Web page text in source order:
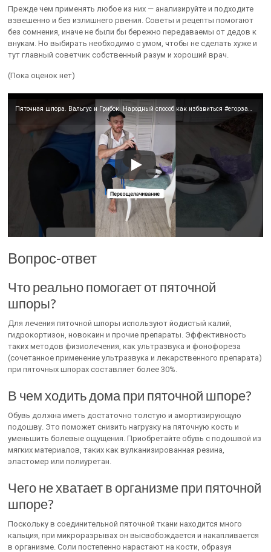
Прежде чем применять любое из них — анализируйте и подходите
взвешенно и без излишнего рвения. Советы и рецепты помогают
без сомнения, иначе не были бы бережно передаваемы от дедов к
внукам. Но выбирать необходимо с умом, чтобы не сделать хуже и
тут главный советчик собственный разум и хороший врач.
(Пока оценок нет)
Пяточная шпора. Вальгус и Грибок. Народный способ как избавиться #егорзазож #фитнес #здоровье #зож
Вопрос-ответ
Что реально помогает от пяточной
шпоры?
Для лечения пяточной шпоры используют йодистый калий,
гидрокортизон, новокаин и прочие препараты. Эффективность
таких методов физиолечения, как ультразвука и фонофореза
(сочетанное применение ультразвука и лекарственного препарата)
при пяточных шпорах составляет более 30%.
В чем ходить дома при пяточной шпоре?
Обувь должна иметь достаточно толстую и амортизирующую
подошву. Это поможет снизить нагрузку на пяточную кость и
уменьшить болевые ощущения. Приобретайте обувь с подошвой из
мягких материалов, таких как вулканизированная резина,
эластомер или полиуретан.
Чего не хватает в организме при пяточной
шпоре?
Поскольку в соединительной пяточной ткани находится много
кальция, при микроразрывах он высвобождается и накапливается
в организме. Соли постепенно нарастают на кости, образуя